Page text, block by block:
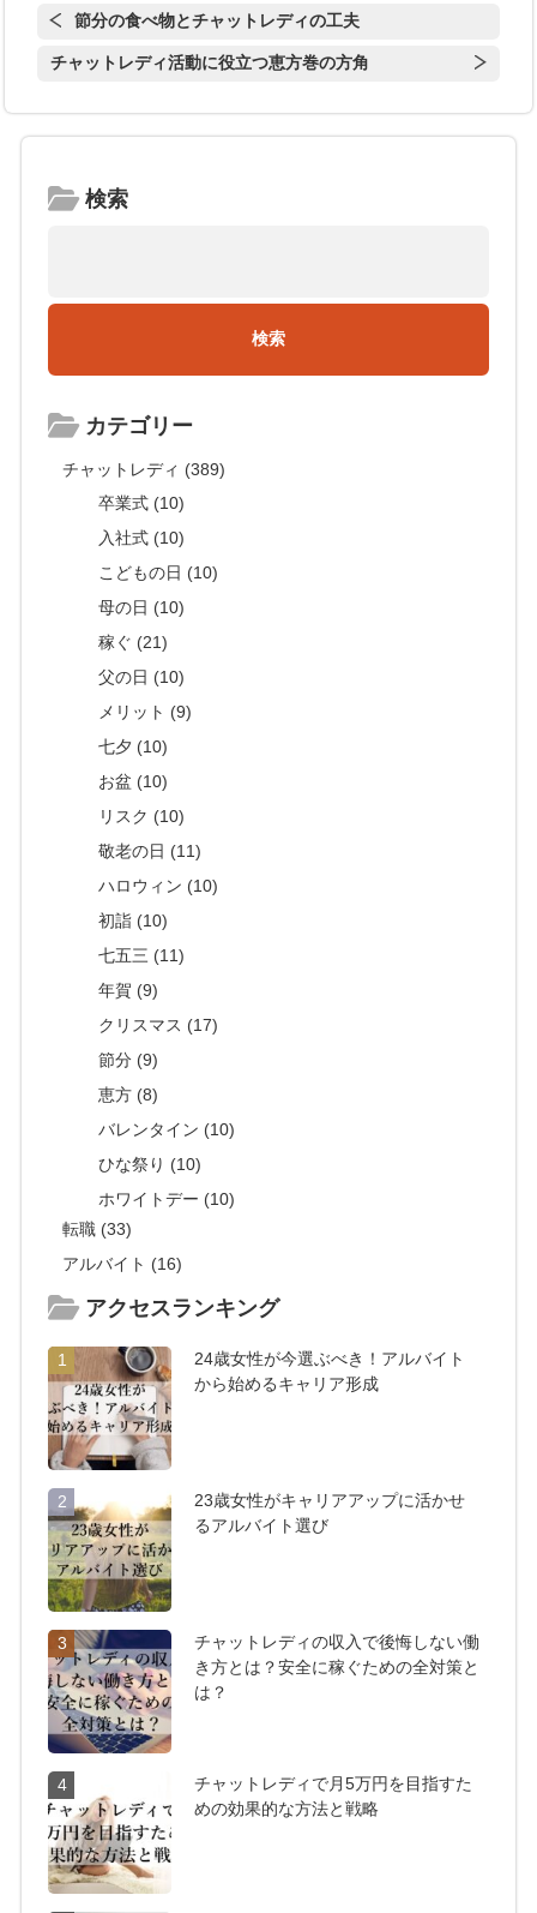
節分の食べ物とチャットレディの工夫
チャットレディ活動に役立つ恵方巻の方角
検索
カテゴリー
チャットレディ (389)
卒業式 (10)
入社式 (10)
こどもの日 (10)
母の日 (10)
稼ぐ (21)
父の日 (10)
メリット (9)
七夕 (10)
お盆 (10)
リスク (10)
敬老の日 (11)
ハロウィン (10)
初詣 (10)
七五三 (11)
年賀 (9)
クリスマス (17)
節分 (9)
恵方 (8)
バレンタイン (10)
ひな祭り (10)
ホワイトデー (10)
転職 (33)
アルバイト (16)
アクセスランキング
1
24歳女性が今選ぶべき！アルバイト
から始めるキャリア形成
2
23歳女性がキャリアアップに活かせ
るアルバイト選び
3
チャットレディの収入で後悔しない働
き方とは？安全に稼ぐための全対策と
は？
4
チャットレディで月5万円を目指すた
めの効果的な方法と戦略